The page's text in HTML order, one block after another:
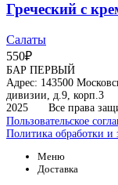
Греческий с
Салаты
550₽
БАР ПЕРВЫЙ
Адрес: 143500
дивизии, д.9, корп.3
2025
Все права
Пользовательское
Политика обработки
Меню
Доставка